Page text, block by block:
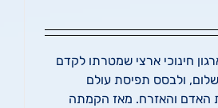
חינוכי ארצי שמטרתו לקדם
ולבסס תפיסת עולם
האדם והאזרח. מאז הקמתה